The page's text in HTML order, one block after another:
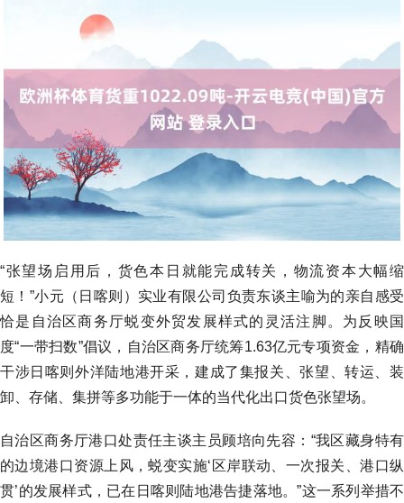
“张望场启用后，货色本日就能完成转关，物流资本大幅缩
短！”小元（日喀则）实业有限公司负责东谈主喻为的亲自感受
恰是自治区商务厅蜕变外贸发展样式的灵活注脚。为反映国
度“一带扫数”倡议，自治区商务厅统筹1.63亿元专项资金，精确
干涉日喀则外洋陆地港开采，建成了集报关、张望、转运、装
卸、存储、集拼等多功能于一体的当代化出口货色张望场。
自治区商务厅港口处责任主谈主员顾培向先容：“我区藏身特有
的边境港口资源上风，蜕变实施‘区岸联动、一次报关、港口纵
贯’的发展样式，已在日喀则陆地港告捷落地。”这一系列举措不